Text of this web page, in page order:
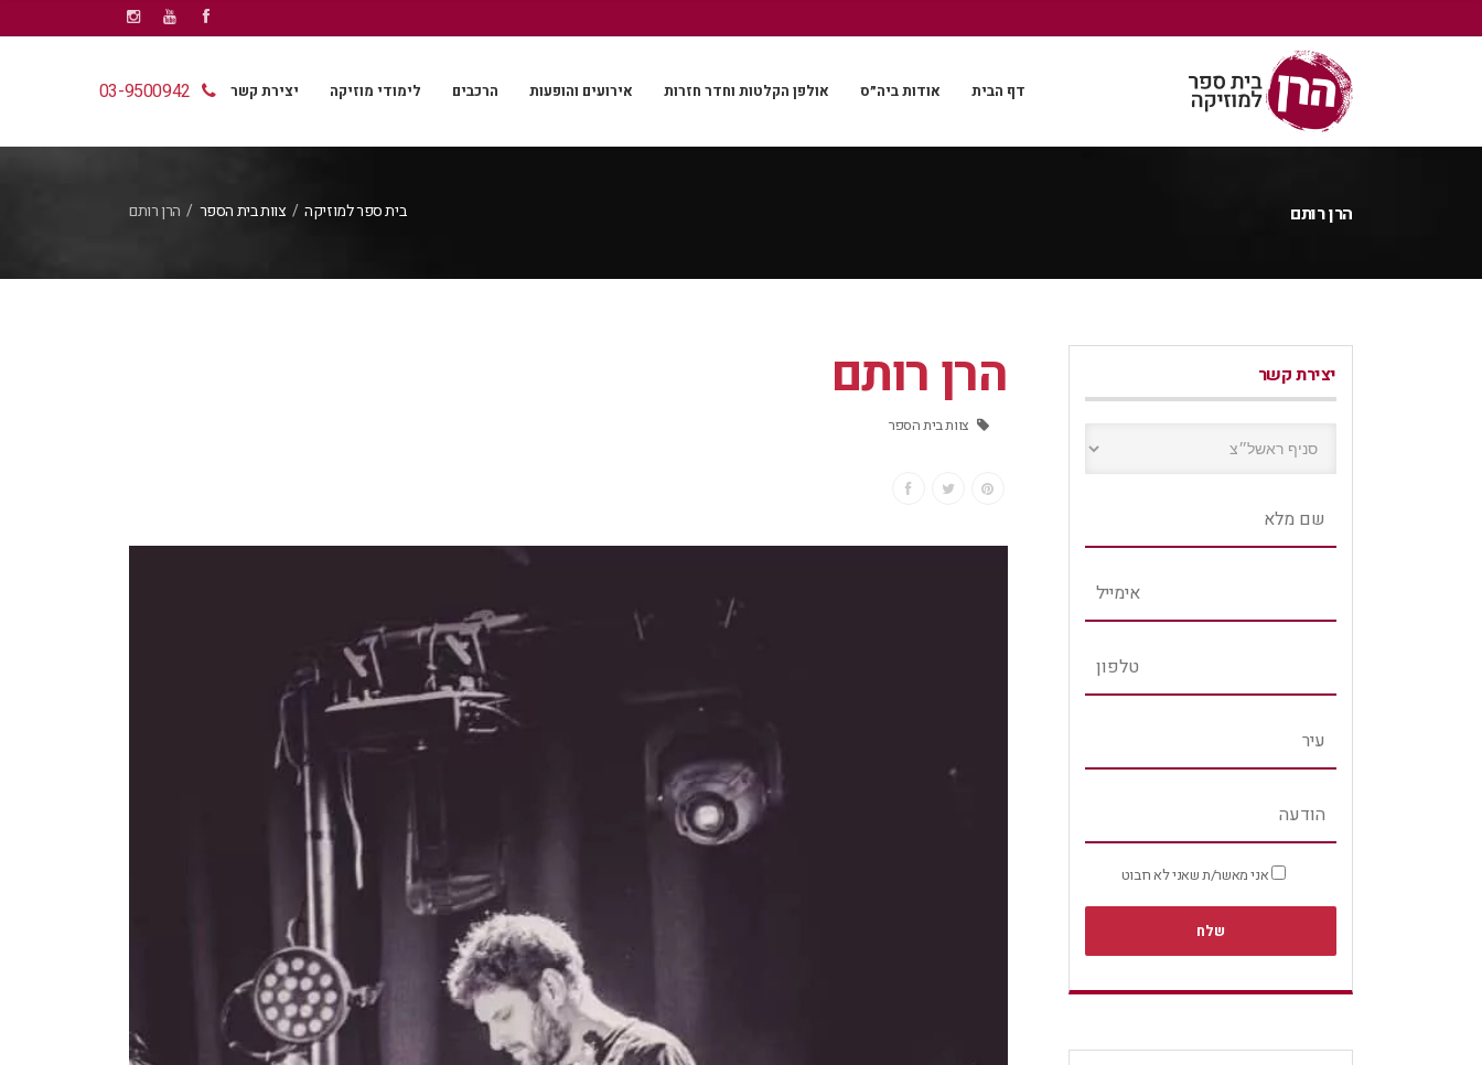
03-9500942 יצירת קשר לימודי מוזיקה הרכבים אירועים והופעות אולפן הקלטות וחדר חזרות אודות ביה״ס דף הבית
הרן רותם בית ספר למוזיקה / צוות בית הספר / הרן רותם
הרן רותם
צוות בית הספר
יצירת קשר
אני מאשר/ת שאני לא רובוט